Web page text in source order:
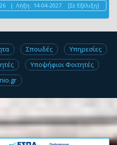
| Λήξη: 14-04-2027 [Σε Εξέλιξη]
Σπουδές
Υπηρεσίες
Υποψήφιοι Φοιτητές